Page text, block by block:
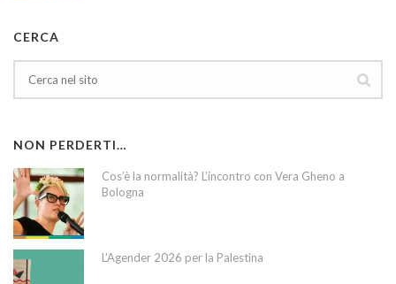
CERCA
NON PERDERTI…
Cos’è la normalità? L’incontro con Vera Gheno a
Bologna
L’Agender 2026 per la Palestina